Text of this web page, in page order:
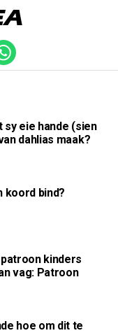
sy eie hande (sien
dahlias maak?
koord bind?
kinders
vag: Patroon
hoe om dit te